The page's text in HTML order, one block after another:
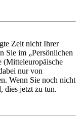
Zeit nicht Ihrer
Sie im „Persönlichen
(Mitteleuropäische
nur von
Wenn Sie noch nicht
dies jetzt zu tun.